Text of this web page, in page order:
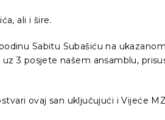
ali i šire.
Sabitu Subašiću na
3 posjete našem ansamblu,
ovaj san uključujući i Vijeće